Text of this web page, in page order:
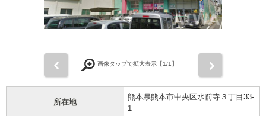
画像タップで拡大表示【1/1】
所在地
熊本県熊本市中央区水前寺３丁目33-
1